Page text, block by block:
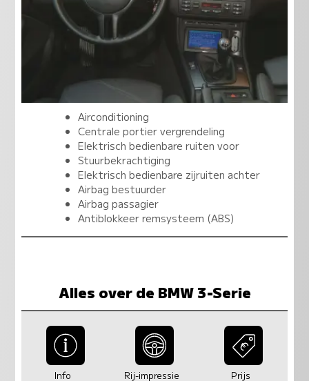
Airconditioning
Centrale portier vergrendeling
Elektrisch bedienbare ruiten voor
Stuurbekrachtiging
Elektrisch bedienbare zijruiten achter
Airbag bestuurder
Airbag passagier
Antiblokkeer remsysteem (ABS)
Alles over de BMW 3-Serie
Info Rij-impressie Prijs